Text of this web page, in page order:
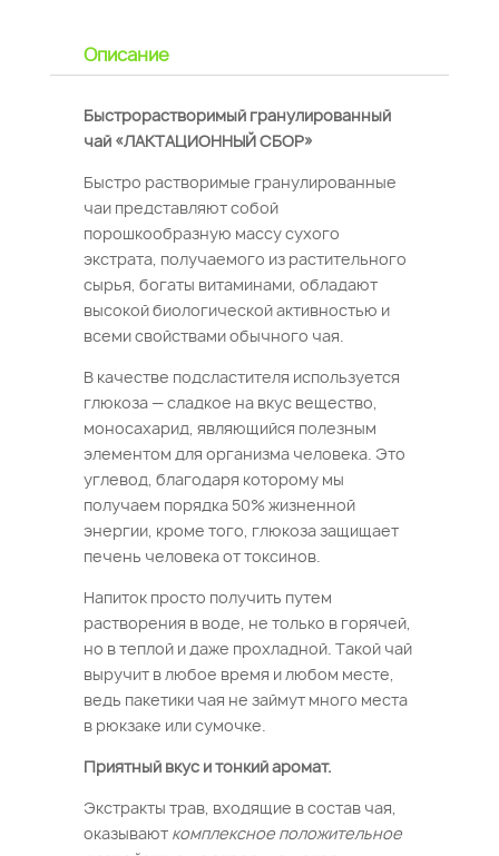
Описание
Быстрорастворимый гранулированный
чай «ЛАКТАЦИОННЫЙ СБОР»
Быстро растворимые гранулированные
чаи представляют собой
порошкообразную массу сухого
экстрата, получаемого из растительного
сырья, богаты витаминами, обладают
высокой биологической активностью и
всеми свойствами обычного чая.
В качестве подсластителя используется
глюкоза — сладкое на вкус вещество,
моносахарид, являющийся полезным
элементом для организма человека. Это
углевод, благодаря которому мы
получаем порядка 50% жизненной
энергии, кроме того, глюкоза защищает
печень человека от токсинов.
Напиток просто получить путем
растворения в воде, не только в горячей,
но в теплой и даже прохладной. Такой чай
выручит в любое время и любом месте,
ведь пакетики чая не займут много места
в рюкзаке или сумочке.
Приятный вкус и тонкий аромат.
Экстракты трав, входящие в состав чая,
оказывают комплексное положительное